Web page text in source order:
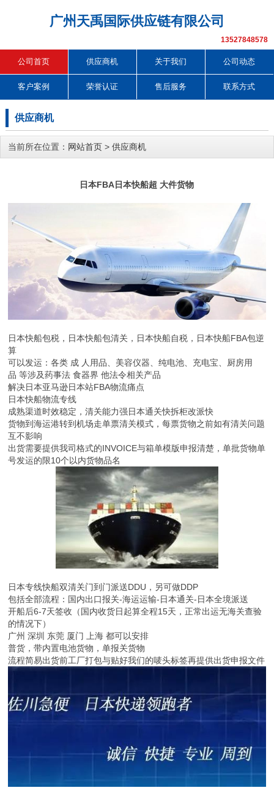
广州天禹国际供应链有限公司
13527848578
公司首页 供应商机 关于我们 公司动态
客户案例 荣誉认证 售后服务 联系方式
供应商机
当前所在位置： 网站首页 > 供应商机
日本FBA日本快船超 大件货物
日本快船包税，日本快船包清关，日本快船自税，日本快船FBA包逆
算
可以发运：各类 成 人用品、美容仪器、纯电池、充电宝、厨房用
品 等涉及药事法 食器界 他法令相关产品
解决日本亚马逊日本站FBA物流痛点
日本快船物流专线
成熟渠道时效稳定，清关能力强日本通关快拆柜改派快
货物到海运港转到机场走单票清关模式，每票货物之前如有清关问题
互不影响
出货需要提供我司格式的INVOICE与箱单模版申报清楚，单批货物单
号发运的限10个以内货物品名
日本专线快船双清关门到门派送DDU，另可做DDP
包括全部流程：国内出口报关-海运运输-日本通关-日本全境派送
开船后6-7天签收（国内收货日起算全程15天，正常出运无海关查验
的情况下）
广州 深圳 东莞 厦门 上海 都可以安排
普货，带内置电池货物，单报关货物
流程简易出货前工厂打包与贴好我们的唛头标签再提供出货申报文件